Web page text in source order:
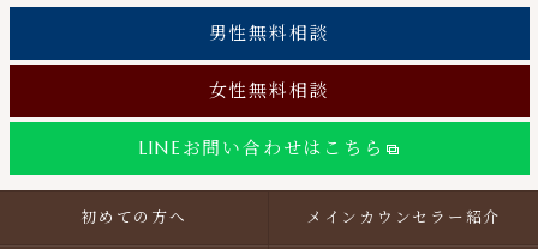
男性無料相談
女性無料相談
LINEお問い合わせはこちら
初めての方へ メインカウンセラー紹介